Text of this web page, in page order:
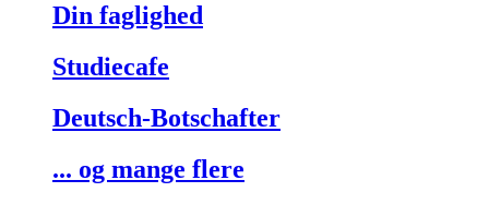
Din faglighed
Studiecafe
Deutsch-Botschafter
... og mange flere